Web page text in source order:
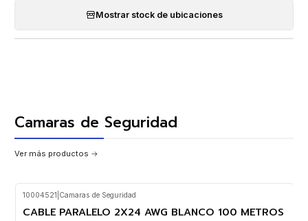
Mostrar stock de ubicaciones
Camaras de Seguridad
Ver más productos
10004521 Camaras de Seguridad
CABLE PARALELO 2X24 AWG BLANCO 100 METROS